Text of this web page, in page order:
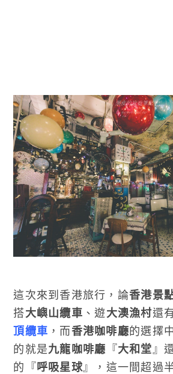
這次來到香港旅行，論香港景
搭大嶼山纜車 、遊大澳漁村還
頂纜車 ，而香港咖啡廳的選擇
的就是九龍咖啡廳 『大和堂 』
的『呼吸星球 』，這一間超過